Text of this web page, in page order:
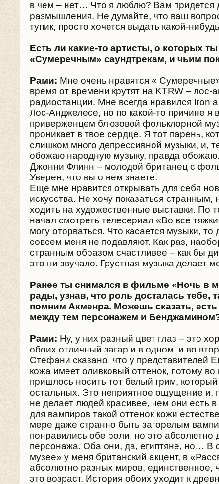
в чем – нет… Что я люблю? Вам придется
размышления. Не думайте, что ваш
тупик, просто хочется выдать какой-
Есть ли какие-то артисты, о которых
«Сумеречным» саундтрекам, и чьим
Рами: Мне очень нравятся «
время от времени крутят на KTRW – лос-
радиостанции. Мне всегда нравился Iron
Лос-Анджелесе, но по какой-то причине я
приверженцем блюзовой фольклорной
проникает в твое сердце. Я тот парень,
слишком много депрессивной музыки, и,
обожаю народную музыку, правда
Джонни Флинн – молодой британец с
Уверен, что вы о нем знаете.
Еще мне нравится открывать для себя
искусства. Не хочу показаться странным,
ходить на художественные выставки. По
начал смотреть телесериал «Во все
могу оторваться. Что касается музыки,
совсем меня не подавляют. Как раз,
странным образом счастливее – как бы
это ни звучало. Грустная музыка делает
Ранее ты снимался в фильме «Ночь в
рады, узнав, что роль досталась тебе,
помним Акменра. Можешь сказать,
между тем персонажем и
Рами: Ну, у них разный цвет глаз – это
обоих отличный загар и в одном, и во
Стефани сказано, что у представителей
кожа имеет оливковый оттенок, потому
пришлось носить тот белый грим,
остальных. Это неприятное ощущение и,
не делает людей красивее, чем они есть
для вампиров такой оттенок кожи
мере даже странно быть загорелым
понравились обе роли, но это абсолютно
персонажа. Оба они, да, египтяне, но… В
музее» у меня британский акцент, в
абсолютно разных миров, единственное,
это возраст. История обоих уходит к